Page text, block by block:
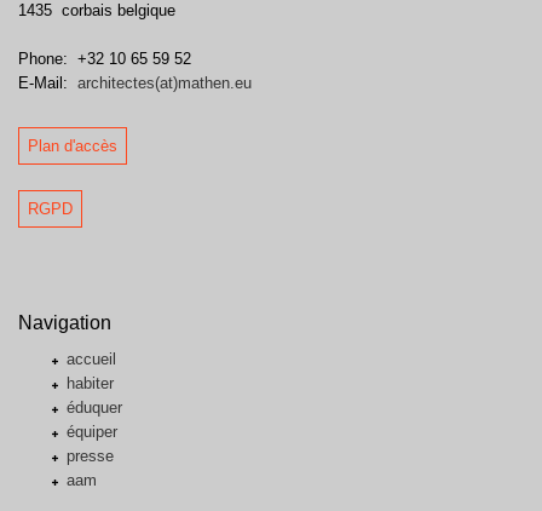
1435 corbais belgique
Phone: +32 10 65 59 52
E-Mail: architectes(at)mathen.eu
Plan d'accès
RGPD
Navigation
accueil
habiter
éduquer
équiper
presse
aam